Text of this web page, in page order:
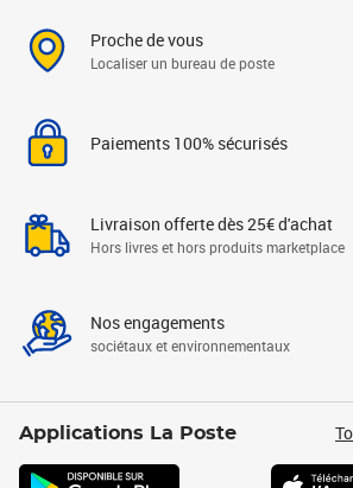
Proche de vous
Localiser un bureau de poste
Paiements 100% sécurisés
Livraison offerte dès 25€ d'achat
Hors livres et hors produits marketplace
Nos engagements
sociétaux et environnementaux
Applications La Poste